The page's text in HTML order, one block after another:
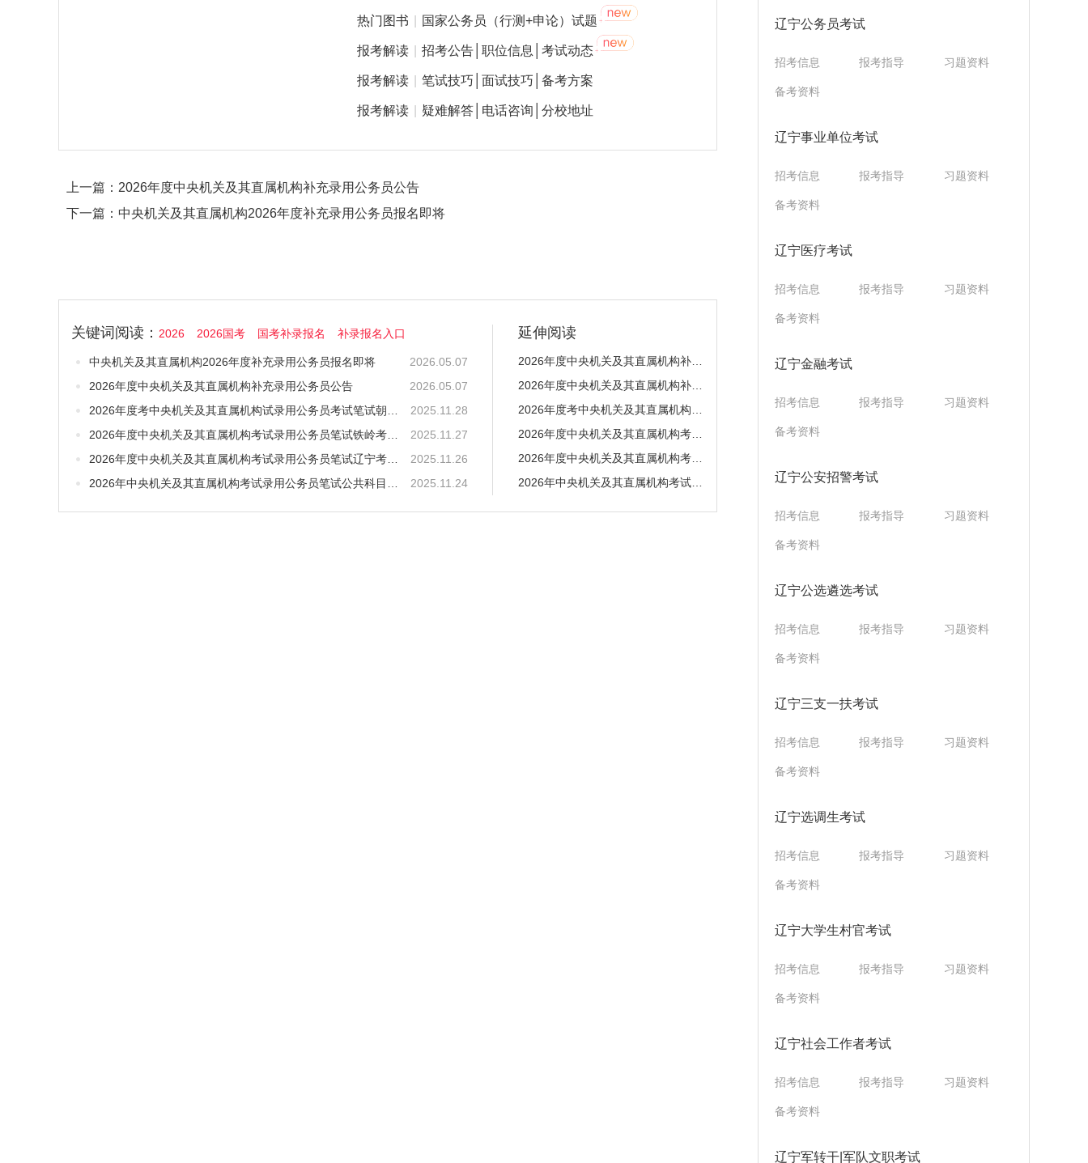
热门图书 国家公务员（行测+申论）试题
报考解读 招考公告│职位信息│考试动态
报考解读 笔试技巧│面试技巧│备考方案
报考解读 疑难解答│电话咨询│分校地址
上一篇： 2026年度中央机关及其直属机构补充录用公务员公告
下一篇： 中央机关及其直属机构2026年度补充录用公务员报名即将
关键词阅读： 2026 2026国考 国考补录报名 补录报名入口
中央机关及其直属机构2026年度补充录用公务员报名即将
2026.05.07
2026年度中央机关及其直属机构补充录用公务员公告
2026.05.07
2025.11.28
2025.11.27
2025.11.26
2025.11.24
延伸阅读
辽宁公务员考试
招考信息 报考指导 习题资料
备考资料
辽宁事业单位考试
招考信息 报考指导 习题资料
备考资料
辽宁医疗考试
招考信息 报考指导 习题资料
备考资料
辽宁金融考试
招考信息 报考指导 习题资料
备考资料
辽宁公安招警考试
招考信息 报考指导 习题资料
备考资料
辽宁公选遴选考试
招考信息 报考指导 习题资料
备考资料
辽宁三支一扶考试
招考信息 报考指导 习题资料
备考资料
辽宁选调生考试
招考信息 报考指导 习题资料
备考资料
辽宁大学生村官考试
招考信息 报考指导 习题资料
备考资料
辽宁社会工作者考试
招考信息 报考指导 习题资料
备考资料
辽宁军转干|军队文职考试